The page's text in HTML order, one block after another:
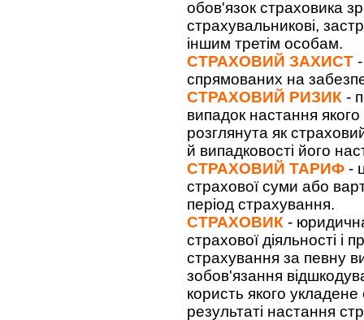
обов'язок страховика
страхувальникові,
іншим третім особам.
СТРАХОВИЙ ЗАХИСТ
спрямованих на
СТРАХОВИЙ РИЗИК -
випадок настання
розглянута як
й випадковості його
СТРАХОВИЙ ТАРИФ -
страхової суми або
період страхування.
СТРАХОВИК -
страхової діяльності
страхування за певну
зобов'язання
користь якого
результаті настання